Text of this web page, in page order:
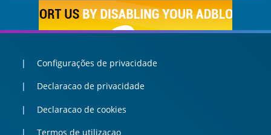
Configurações de privacidade
Declaracao de privacidade
Declaracao de cookies
Termos de utilizacao